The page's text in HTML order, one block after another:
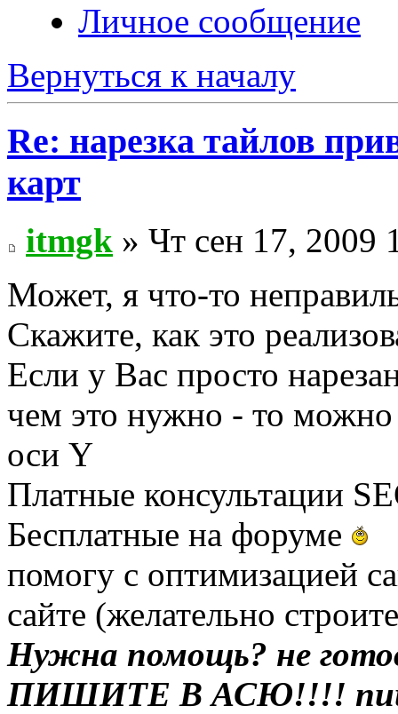
Личное сообщение
Вернуться к началу
Re: нарезка тайлов
карт
itmgk » Чт сен 17, 2009
Может, я что-то
Скажите, как это
Если у Вас просто
чем это нужно - то можно
оси Y
Платные консультации
Бесплатные на форуме
помогу с оптимизацией
сайте (желательно
Нужна помощь? не
ПИШИТЕ В АСЮ!!!!